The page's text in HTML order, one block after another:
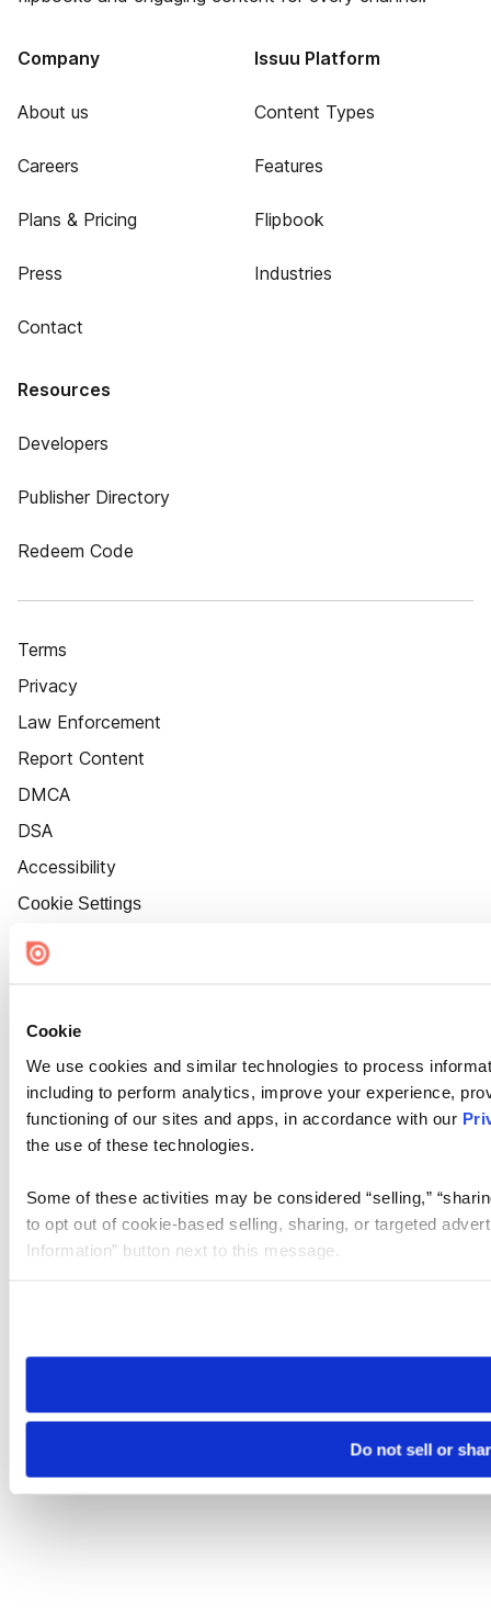
Cookie
We use cookies and similar technologies to process
including to perform analytics, improve your experience,
functioning of our sites and apps, in accordance with our
the use of these technologies.
Some of these activities may be considered “selling,”
to opt out of cookie-based selling, sharing, or targeted
Information” button next to this message.
need to be set again.
Do not sell or
Company
About us
Careers
Plans & Pricing
Press
Contact
Issuu Platform
Content Types
Features
Flipbook
Industries
Resources
Developers
Publisher Directory
Redeem Code
Terms
Privacy
Law Enforcement
Report Content
DMCA
DSA
Accessibility
Cookie Settings